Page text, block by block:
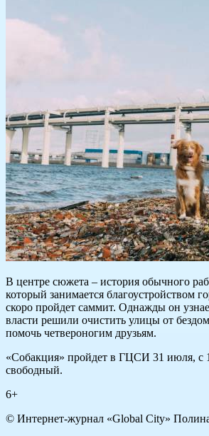
В центре сюжета – история обычного
который занимается благоустройством
скоро пройдет саммит. Однажды он
власти решили очистить улицы от
помочь четвероногим друзьям.
«Собакция» пройдет в ГЦСИ 31 июля, с
свободный.
6+
© Интернет-журнал «Global City»